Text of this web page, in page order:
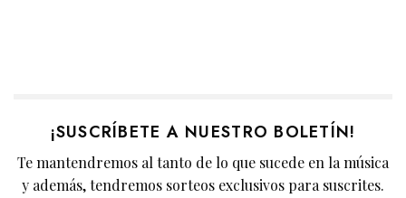
¡SUSCRÍBETE A NUESTRO BOLETÍN!
Te mantendremos al tanto de lo que sucede en la música
y además, tendremos sorteos exclusivos para suscrites.